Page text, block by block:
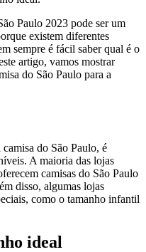
Paulo 2023 pode ser um
existem diferentes
sempre é fácil saber qual é o
artigo, vamos mostrar
do São Paulo para a
do São Paulo, é
A maioria das lojas
camisas do São Paulo
disso, algumas lojas
como o tamanho infantil
ideal